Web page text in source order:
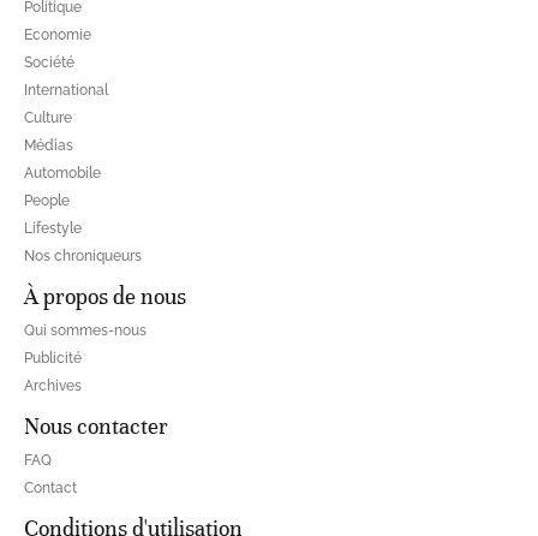
Politique
Economie
Société
International
Culture
Médias
Automobile
People
Lifestyle
Nos chroniqueurs
À propos de nous
Qui sommes-nous
Publicité
Archives
Nous contacter
FAQ
Contact
Conditions d'utilisation